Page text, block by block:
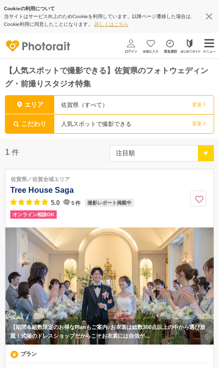
Cookieの利用について
当サイトはサービス向上のためCookieを利用しています。以降ページ遷移した場合は、
Cookie利用に同意したことになります。 詳しくはこちら
【人気スポットで撮影できる】佐賀県のフォトウェディン
グ・前撮りスタジオ特集
エリア 佐賀県（すべて） 変更
こだわり 人気スポットで撮影できる 変更
1 件
佐賀県／佐賀全域エリア
Tree House Saga
5.0 5件 撮影レポート掲載中
オンライン相談OK
【期間＆組数限定のお得なPlanもご案内♪お衣裳は総数300点以上の中から選び放
題！式場のドレスショップだからこそお衣裳には自信が…
プラン